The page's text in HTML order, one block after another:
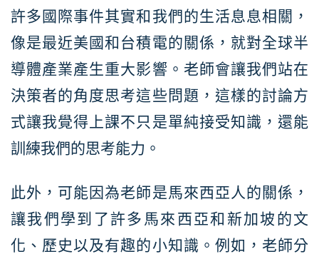
許多國際事件其實和我們的生活息息相關，
像是最近美國和台積電的關係，就對全球半
導體產業產生重大影響。老師會讓我們站在
決策者的角度思考這些問題，這樣的討論方
式讓我覺得上課不只是單純接受知識，還能
訓練我們的思考能力。
此外，可能因為老師是馬來西亞人的關係，
讓我們學到了許多馬來西亞和新加坡的文
化、歷史以及有趣的小知識。例如，老師分